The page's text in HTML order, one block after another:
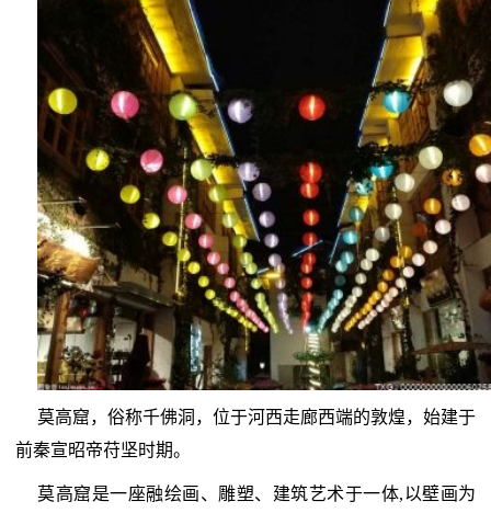
莫高窟，俗称千佛洞，位于河西走廊西端的敦煌，始建于
前秦宣昭帝苻坚时期。
莫高窟是一座融绘画、雕塑、建筑艺术于一体,以壁画为